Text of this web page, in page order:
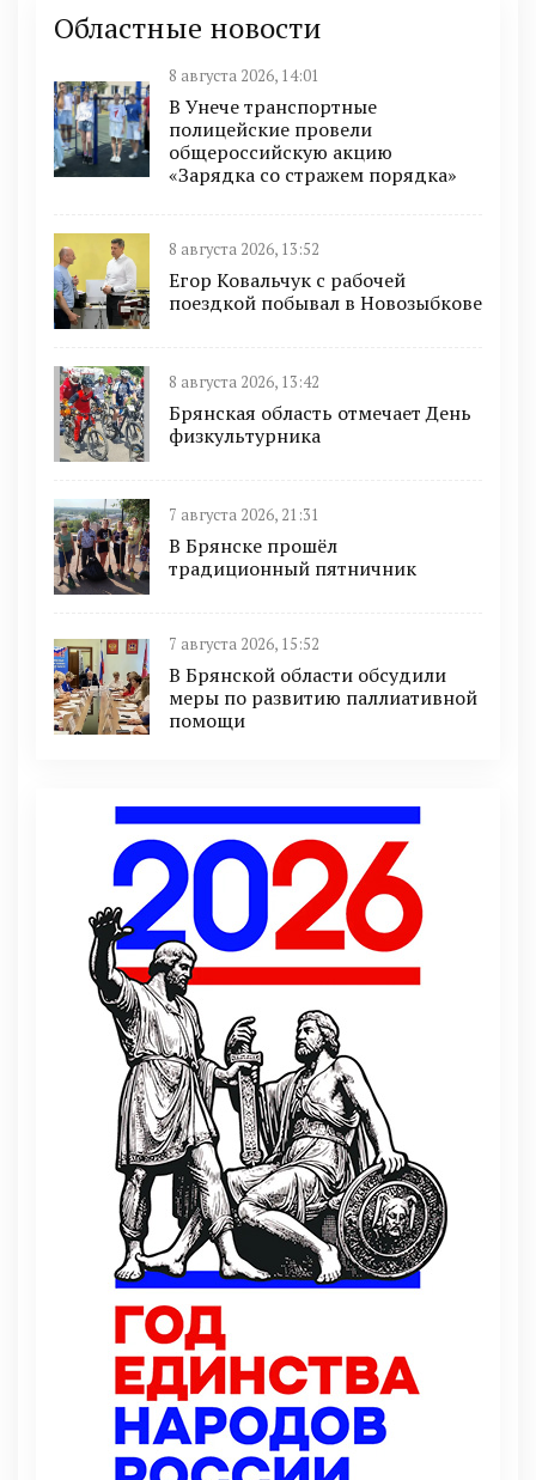
Областные новости
8 августа 2026, 14:01
В Унече транспортные
полицейские провели
общероссийскую акцию
«Зарядка со стражем порядка»
8 августа 2026, 13:52
Егор Ковальчук с рабочей
поездкой побывал в Новозыбкове
8 августа 2026, 13:42
Брянская область отмечает День
физкультурника
7 августа 2026, 21:31
В Брянске прошёл
традиционный пятничник
7 августа 2026, 15:52
В Брянской области обсудили
меры по развитию паллиативной
помощи